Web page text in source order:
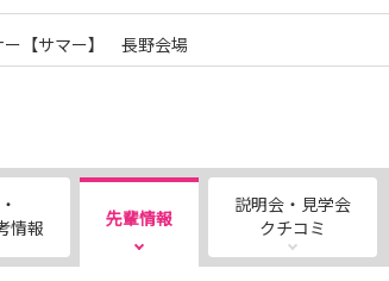
２日（水）
日（木）
ております！
【サマー】 長野会場
情報
先輩情報
説明会・見学会
クチコミ